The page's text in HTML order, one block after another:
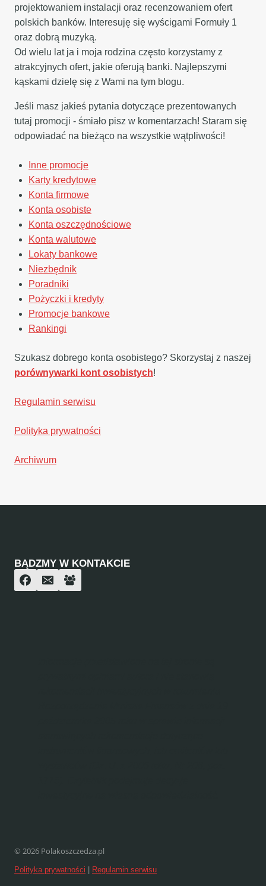
projektowaniem instalacji oraz recenzowaniem ofert
polskich banków. Interesuję się wyścigami Formuły 1
oraz dobrą muzyką.
Od wielu lat ja i moja rodzina często korzystamy z
atrakcyjnych ofert, jakie oferują banki. Najlepszymi
kąskami dzielę się z Wami na tym blogu.
Jeśli masz jakieś pytania dotyczące prezentowanych
tutaj promocji - śmiało pisz w komentarzach! Staram się
odpowiadać na bieżąco na wszystkie wątpliwości!
Inne promocje
Karty kredytowe
Konta firmowe
Konta osobiste
Konta oszczędnościowe
Konta walutowe
Lokaty bankowe
Niezbędnik
Poradniki
Pożyczki i kredyty
Promocje bankowe
Rankingi
Szukasz dobrego konta osobistego? Skorzystaj z naszej
porównywarki kont osobistych!
Regulamin serwisu
Polityka prywatności
Archiwum
BĄDZMY W KONTAKCIE
© 2026 Polakoszczedza.pl
Polityka prywatności Regulamin serwisu